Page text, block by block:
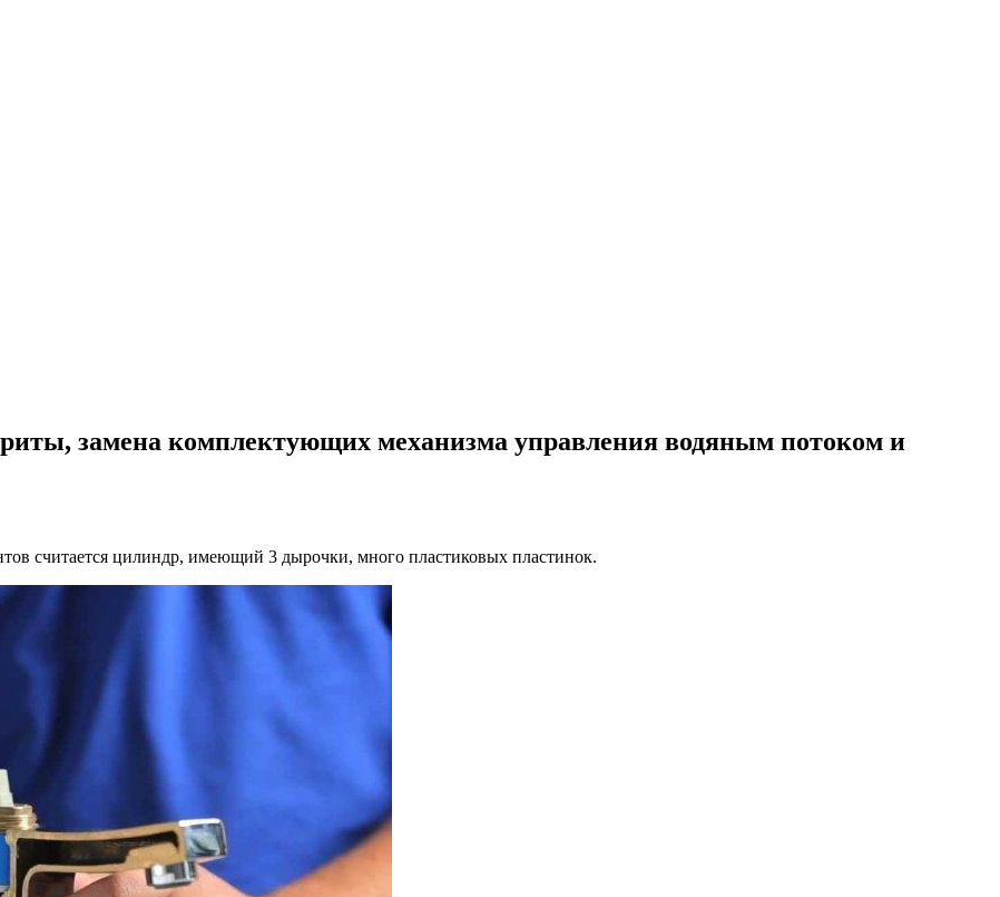
замена комплектующих механизма управления водяным потоком и
считается цилиндр, имеющий 3 дырочки, много пластиковых пластинок.